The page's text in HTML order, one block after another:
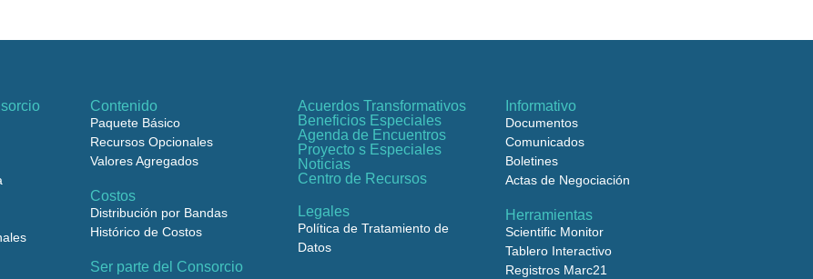
Contenido
Paquete Básico
Recursos Opcionales
Valores Agregados
Costos
Distribución por Bandas
Histórico de Costos
Ser parte del Consorcio
Acuerdos Transformativos
Beneficios Especiales
Agenda de Encuentros
Proyecto s Especiales
Noticias
Centro de Recursos
Legales
Política de Tratamiento de
Datos
Informativo
Documentos
Comunicados
Boletines
Actas de Negociación
Herramientas
Scientific Monitor
Tablero Interactivo
Registros Marc21